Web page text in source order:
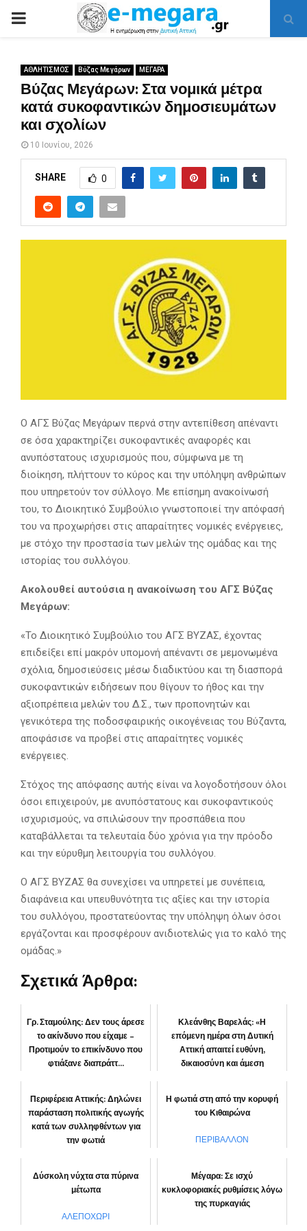
PRIMARY
ΑΘΛΗΤΙΣΜΟΣ Βύζας Μεγάρων ΜΕΓΑΡΑ
Βύζας Μεγάρων: Στα νομικά μέτρα
κατά συκοφαντικών δημοσιευμάτων
και σχολίων
10 Ιουνίου, 2026
SHARE 0
Ο ΑΓΣ Βύζας Μεγάρων περνά στην αντεπίθεση απέναντι
σε όσα χαρακτηρίζει συκοφαντικές αναφορές και
ανυπόστατους ισχυρισμούς που, σύμφωνα με τη
διοίκηση, πλήττουν το κύρος και την υπόληψη ανθρώπων
που υπηρετούν τον σύλλογο. Με επίσημη ανακοίνωσή
του, το Διοικητικό Συμβούλιο γνωστοποιεί την απόφασή
του να προχωρήσει στις απαραίτητες νομικές ενέργειες,
με στόχο την προστασία των μελών της ομάδας και της
ιστορίας του συλλόγου.
Ακολουθεί αυτούσια η ανακοίνωση του ΑΓΣ Βύζας
Μεγάρων:
«Το Διοικητικό Συμβούλιο του ΑΓΣ ΒΥΖΑΣ, έχοντας
επιδείξει επί μακρόν υπομονή απέναντι σε μεμονωμένα
σχόλια, δημοσιεύσεις μέσω διαδικτύου και τη διασπορά
συκοφαντικών ειδήσεων που θίγουν το ήθος και την
αξιοπρέπεια μελών του Δ.Σ., των προπονητών και
γενικότερα της ποδοσφαιρικής οικογένειας του Βύζαντα,
αποφάσισε να προβεί στις απαραίτητες νομικές
ενέργειες.
Στόχος της απόφασης αυτής είναι να λογοδοτήσουν όλοι
όσοι επιχειρούν, με ανυπόστατους και συκοφαντικούς
ισχυρισμούς, να σπιλώσουν την προσπάθεια που
καταβάλλεται τα τελευταία δύο χρόνια για την πρόοδο
και την εύρυθμη λειτουργία του συλλόγου.
Ο ΑΓΣ ΒΥΖΑΣ θα συνεχίσει να υπηρετεί με συνέπεια,
διαφάνεια και υπευθυνότητα τις αξίες και την ιστορία
του συλλόγου, προστατεύοντας την υπόληψη όλων όσοι
εργάζονται και προσφέρουν ανιδιοτελώς για το καλό της
ομάδας.»
Σχετικά Άρθρα:
Γρ. Σταμούλης: Δεν τους άρεσε
το ακίνδυνο που είχαμε –
Προτιμούν το επικίνδυνο που
φτιάξανε διαπράττ...
Κλεάνθης Βαρελάς: «Η
επόμενη ημέρα στη Δυτική
Αττική απαιτεί ευθύνη,
δικαιοσύνη και άμεση
ΠΕΡΙΦΕΡΕΙΑ
Περιφέρεια Αττικής: Δηλώνει
παράσταση πολιτικής αγωγής
κατά των συλληφθέντων για
την φωτιά
Η φωτιά στη από την κορυφή
του Κιθαιρώνα
ΠΕΡΙΒΑΛΛΟΝ
Δύσκολη νύχτα στα πύρινα
μέτωπα
ΑΛΕΠΟΧΩΡΙ
Μέγαρα: Σε ισχύ
κυκλοφοριακές ρυθμίσεις λόγω
της πυρκαγιάς